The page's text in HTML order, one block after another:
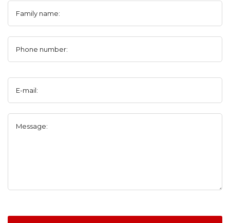
Family name:
Phone number:
E-mail:
Message: